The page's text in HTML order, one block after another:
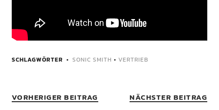
SCHLAGWÖRTER SONIC SMITH • VERTRIEB
VORHERIGER BEITRAG NÄCHSTER BEITRAG